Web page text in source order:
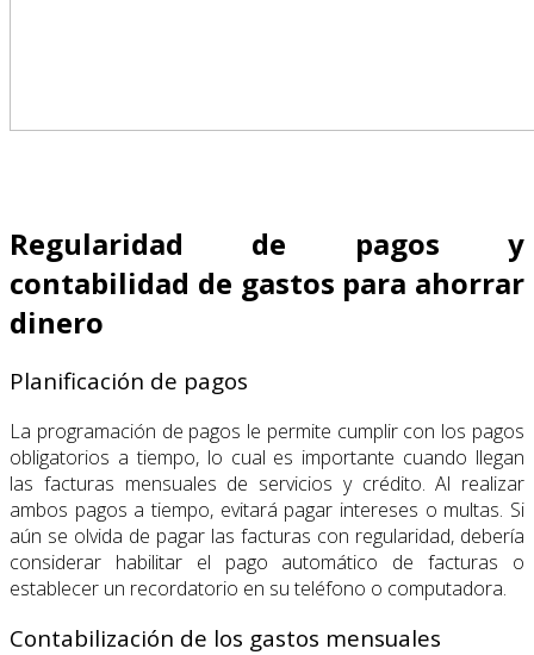
Regularidad de pagos y
contabilidad de gastos para ahorrar
dinero
Planificación de pagos
La programación de pagos le permite cumplir con los pagos
obligatorios a tiempo, lo cual es importante cuando llegan
las facturas mensuales de servicios y crédito. Al realizar
ambos pagos a tiempo, evitará pagar intereses o multas. Si
aún se olvida de pagar las facturas con regularidad, debería
considerar habilitar el pago automático de facturas o
establecer un recordatorio en su teléfono o computadora.
Contabilización de los gastos mensuales